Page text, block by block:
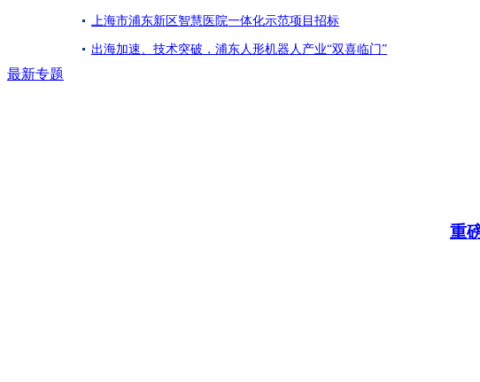
上海市浦东新区智慧医院一体化示范项目招标
出海加速、技术突破，浦东人形机器人产业“双喜临门”
最新专题
重